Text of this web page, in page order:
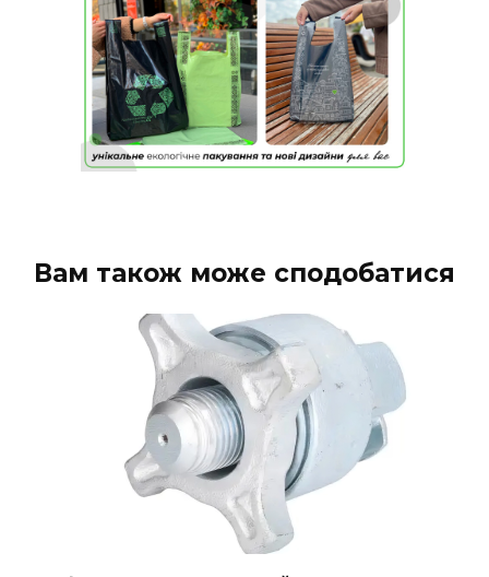
Вам також може сподобатися